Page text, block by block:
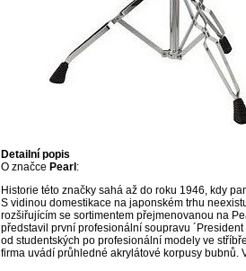
Detailní popis
O značce Pearl :
Historie této značky sahá až do roku 1946, kdy
S vidinou domestikace na japonském trhu
rozšiřujícím se sortimentem přejmenovanou na
představil první profesionální soupravu
od studentských po profesionální modely ve
firma uvádí průhledné akrylátové korpusy bubnů.